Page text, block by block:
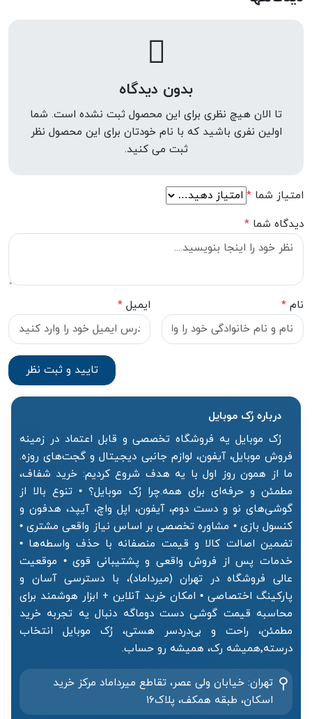
بدون دیدگاه
تا الان هیچ نظری برای این محصول ثبت نشده است. شما
اولین نفری باشید که با نام خودتان برای این محصول نظر
ثبت می کنید.
امتیاز شما *
دیدگاه شما *
نام * ایمیل *
درباره رُک‌ موبایل
رُک موبایل یه فروشگاه تخصصی و قابل اعتماد در زمینه
فروش موبایل، آیفون، لوازم جانبی دیجیتال و گجت‌های روزه.
ما از همون روز اول با یه هدف شروع کردیم: خرید شفاف،
مطمئن و حرفه‌ای برای همه.چرا رُک موبایل؟ • تنوع بالا از
گوشی‌های نو و دست دوم، آیفون، اپل واچ، آیپد، هدفون و
کنسول بازی • مشاوره تخصصی بر اساس نیاز واقعی مشتری •
تضمین اصالت کالا و قیمت منصفانه با حذف واسطه‌ها •
خدمات پس از فروش واقعی و پشتیبانی قوی • موقعیت
عالی فروشگاه در تهران (میرداماد)، با دسترسی آسان و
پارکینگ اختصاصی • امکان خرید آنلاین + ابزار هوشمند برای
محاسبه قیمت گوشی دست دوماگه دنبال یه تجربه خرید
مطمئن، راحت و بی‌دردسر هستی، رُک موبایل انتخاب
درسته٬همیشه رک، همیشه رو حساب.
تهران: خیابان ولی عصر، تقاطع میرداماد مرکز خرید‌
اسکان، طبقه همکف، پلاک۱۶